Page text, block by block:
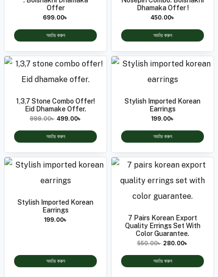
Offer
699.00৳
অর্ডার করুন
Dhamaka Offer !
450.00৳
অর্ডার করুন
1,3,7 Stone Combo Offer!
Eid Dhamake Offer.
999.00৳ 499.00৳
অর্ডার করুন
Stylish Imported Korean
Earrings
199.00৳
অর্ডার করুন
Stylish Imported Korean
Earrings
199.00৳
অর্ডার করুন
7 Pairs Korean Export
Quality Errings Set With
Color Guarantee.
550.00৳ 280.00৳
অর্ডার করুন